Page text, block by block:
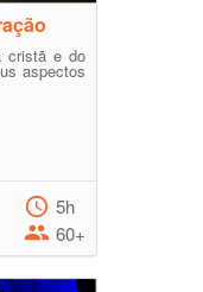
cristã e do
aspectos
5h
60+